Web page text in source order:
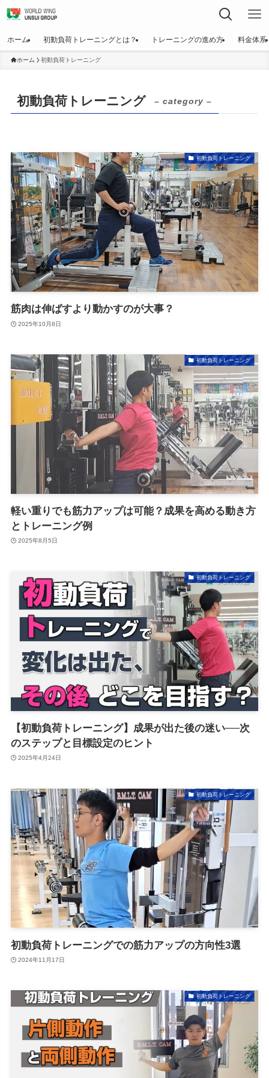
ホーム 初動負荷トレーニングとは？ トレーニングの進め方 料金体系
ホーム 初動負荷トレーニング
初動負荷トレーニング – category –
初動負荷トレーニング
筋肉は伸ばすより動かすのが大事？
2025年10月8日
初動負荷トレーニング
軽い重りでも筋力アップは可能？成果を高める動き方
とトレーニング例
2025年8月5日
初動負荷トレーニング
【初動負荷トレーニング】成果が出た後の迷い──次
のステップと目標設定のヒント
2025年4月24日
初動負荷トレーニング
初動負荷トレーニングでの筋力アップの方向性3選
2024年11月17日
初動負荷トレーニング